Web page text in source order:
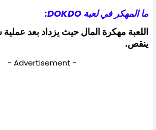
ما المهكر في لعبة DOKDO:
اللعبة مهكرة المال حيث يزداد بعد
ينقص.
- Advertisement -